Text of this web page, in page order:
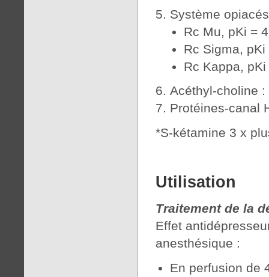
Système opiacés
Rc Mu, pKi =
Rc Sigma,
Rc Kappa,
Acéthyl-choline
Protéines-canal
*S-kétamine 3 x
Utilisation
Traitement de la
Effet
anesthésique :
En perfusion de